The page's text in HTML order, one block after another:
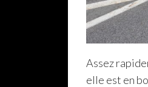
Assez
elle est en